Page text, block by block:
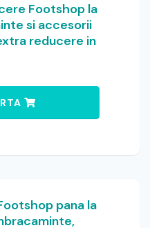
Footshop la
si accesorii
reducere in
pana la